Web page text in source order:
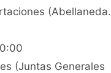
(Abellaneda.
(Juntas Generales